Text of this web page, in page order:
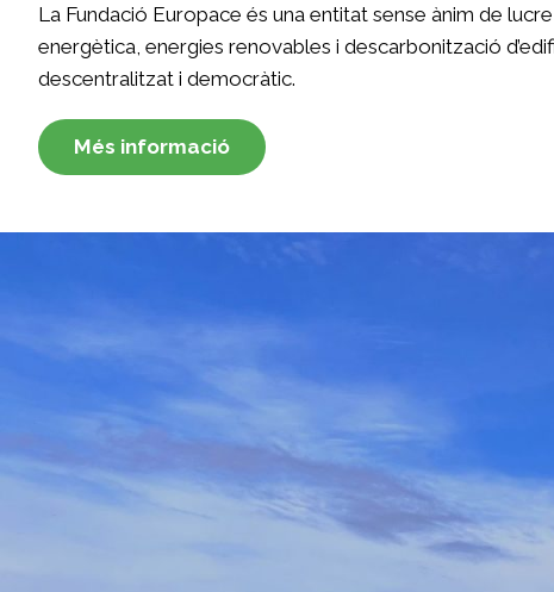
La Fundació Europace és una entitat sense ànim de
energètica, energies renovables i descarbonització
descentralitzat i democràtic.
Més informació